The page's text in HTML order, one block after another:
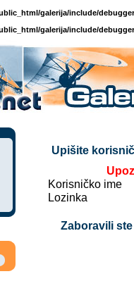
galerija/include/
galerija/include/
Upišite
Korisničko ime
Lozinka
Zaboravili